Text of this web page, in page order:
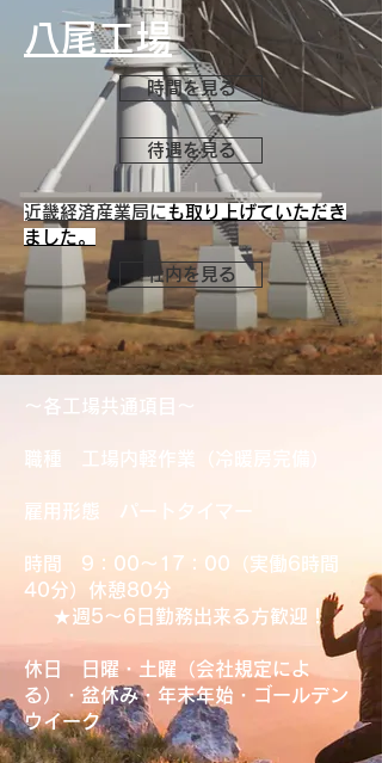
八尾工場
時間を見る
待遇を見る
​近畿経済産業局にも取り上げていただき
ました。
社内を見る
​～各工場共通項目～
​職種 工場内軽作業（冷暖房完備）
雇用形態 パートタイマー
時間 9：00～17：00（実働6時間
40分）休憩80分
★週5～6日勤務出来る方歓迎！
休日 日曜・土曜（会社規定によ
る）・盆休み・年末年始・ゴールデン
ウイーク